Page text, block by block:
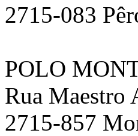
2715-083
POLO
Rua Maestro
2715-857